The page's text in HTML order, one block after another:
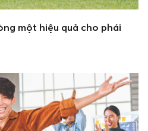
một hiệu quả cho phái